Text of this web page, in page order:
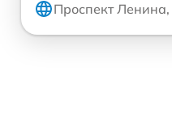
Проспект